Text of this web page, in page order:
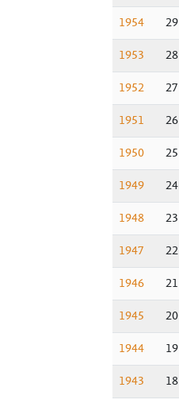
1954 29
1953 28
1952 27
1951 26
1950 25
1949 24
1948 23
1947 22
1946 21
1945 20
1944 19
1943 18